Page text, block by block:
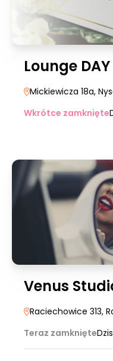
Lounge DAY
Mickiewicza 18a,
Wkrótce zamknięte
Venus
Raciechowice 313,
Teraz zamknięte